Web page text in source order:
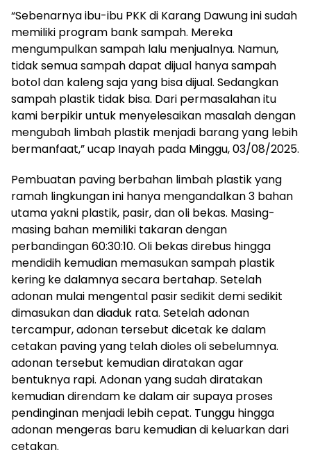
“Sebenarnya ibu-ibu PKK di Karang Dawung ini sudah
memiliki program bank sampah. Mereka
mengumpulkan sampah lalu menjualnya. Namun,
tidak semua sampah dapat dijual hanya sampah
botol dan kaleng saja yang bisa dijual. Sedangkan
sampah plastik tidak bisa. Dari permasalahan itu
kami berpikir untuk menyelesaikan masalah dengan
mengubah limbah plastik menjadi barang yang lebih
bermanfaat,” ucap Inayah pada Minggu, 03/08/2025.
Pembuatan paving berbahan limbah plastik yang
ramah lingkungan ini hanya mengandalkan 3 bahan
utama yakni plastik, pasir, dan oli bekas. Masing-
masing bahan memiliki takaran dengan
perbandingan 60:30:10. Oli bekas direbus hingga
mendidih kemudian memasukan sampah plastik
kering ke dalamnya secara bertahap. Setelah
adonan mulai mengental pasir sedikit demi sedikit
dimasukan dan diaduk rata. Setelah adonan
tercampur, adonan tersebut dicetak ke dalam
cetakan paving yang telah dioles oli sebelumnya.
adonan tersebut kemudian diratakan agar
bentuknya rapi. Adonan yang sudah diratakan
kemudian direndam ke dalam air supaya proses
pendinginan menjadi lebih cepat. Tunggu hingga
adonan mengeras baru kemudian di keluarkan dari
cetakan.